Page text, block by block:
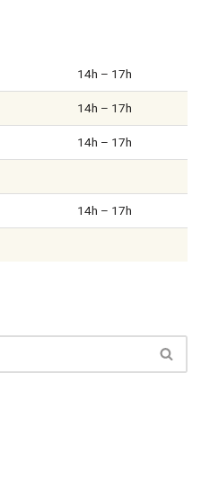
14h – 17h
14h – 17h
14h – 17h
14h – 17h